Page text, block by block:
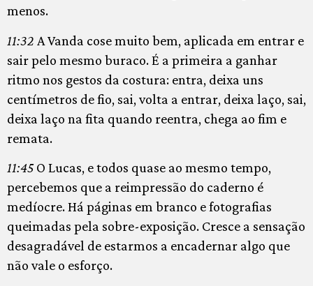
menos.
11:32 A Vanda cose muito bem, aplicada em entrar e
sair pelo mesmo buraco. É a primeira a ganhar
ritmo nos gestos da costura: entra, deixa uns
centímetros de fio, sai, volta a entrar, deixa laço, sai,
deixa laço na fita quando reentra, chega ao fim e
remata.
11:45O Lucas, e todos quase ao mesmo tempo,
percebemos que a reimpressão do caderno é
medíocre. Há páginas em branco e fotografias
queimadas pela sobre-exposição. Cresce a sensação
desagradável de estarmos a encadernar algo que
não vale o esforço.